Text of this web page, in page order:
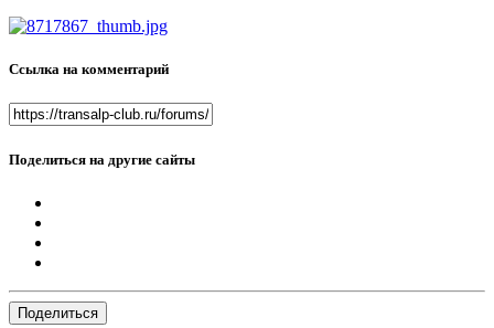
Ссылка на комментарий
Поделиться на другие сайты
Поделиться